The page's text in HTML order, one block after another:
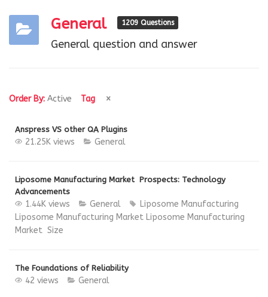
General 1209 Questions
General question and answer
Order By: Active Tag
Anspress VS other QA Plugins
21.25K views General
Liposome Manufacturing Market Prospects: Technology
Advancements
1.44K views General
Liposome Manufacturing
Liposome Manufacturing Market Liposome Manufacturing
Market Size
The Foundations of Reliability
42 views General